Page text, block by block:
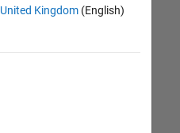
United Kingdom(English)